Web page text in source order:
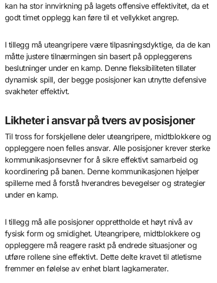
kan ha stor innvirkning på lagets offensive effektivitet, da et
godt timet opplegg kan føre til et vellykket angrep.
I tillegg må uteangripere være tilpasningsdyktige, da de kan
måtte justere tilnærmingen sin basert på oppleggerens
beslutninger under en kamp. Denne fleksibiliteten tillater
dynamisk spill, der begge posisjoner kan utnytte defensive
svakheter effektivt.
Likheter i ansvar på tvers av posisjoner
Til tross for forskjellene deler uteangripere, midtblokkere og
oppleggere noen felles ansvar. Alle posisjoner krever sterke
kommunikasjonsevner for å sikre effektivt samarbeid og
koordinering på banen. Denne kommunikasjonen hjelper
spillerne med å forstå hverandres bevegelser og strategier
under en kamp.
I tillegg må alle posisjoner opprettholde et høyt nivå av
fysisk form og smidighet. Uteangripere, midtblokkere og
oppleggere må reagere raskt på endrede situasjoner og
utføre rollene sine effektivt. Dette delte kravet til atletisme
fremmer en følelse av enhet blant lagkamerater.